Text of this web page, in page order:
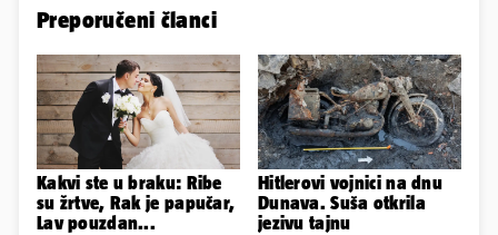
Preporučeni članci
Kakvi ste u braku: Ribe
su žrtve, Rak je papučar,
Lav pouzdan...
Hitlerovi vojnici na dnu
Dunava. Suša otkrila
jezivu tajnu